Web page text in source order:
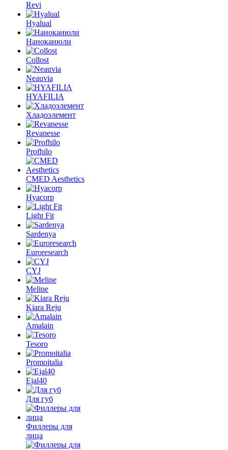
Revi
Hyalual
Наноканюли
Collost
Neauvia
HYAFILIA
Хладоэлемент
Revanesse
Profhilo
CMED Aesthetics
Hyacorp
Light Fit
Sardenya
Euroresearch
CYJ
Meline
Kiara Reju
Amalain
Tesoro
Promoitalia
Ejal40
Для губ
Филлеры для
лица